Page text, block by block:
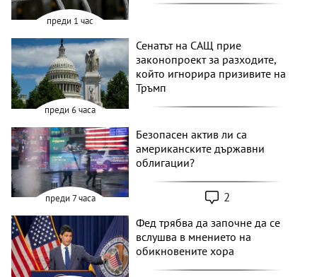
преди 1 час
преди 6 часа
Сенатът на САЩ прие
законопроект за разходите,
който игнорира призивите на
Тръмп
преди 7 часа
Безопасен актив ли са
американските държавни
облигации?
2
Фед трябва да започне да се
вслушва в мнението на
обикновените хора